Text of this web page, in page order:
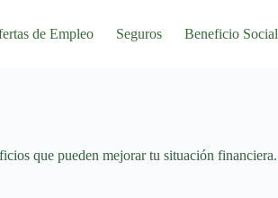
de Empleo Seguros Beneficio Social
que pueden mejorar tu situación financiera.